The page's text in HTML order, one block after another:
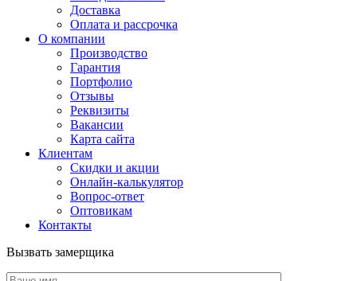
Доставка
Оплата и рассрочка
О компании
Производство
Гарантия
Портфолио
Отзывы
Реквизиты
Вакансии
Карта сайта
Клиентам
Скидки и акции
Онлайн-калькулятор
Вопрос-ответ
Оптовикам
Контакты
Вызвать замерщика